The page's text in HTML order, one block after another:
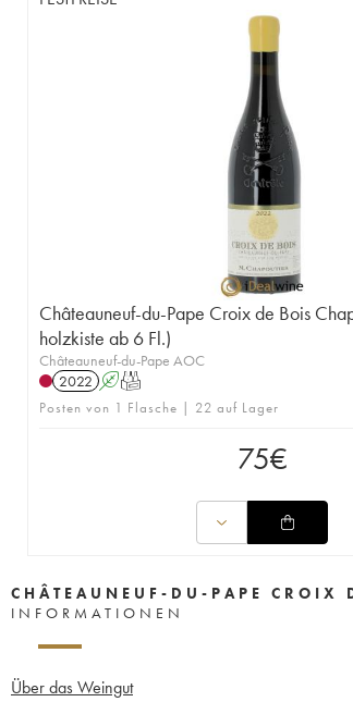
Châteauneuf-du-Pape Croix de Bois
holzkiste ab 6 Fl.)
Châteauneuf-du-Pape AOC
2022 AT
Posten von 1 Flasche | 22 auf Lager
75€
CHÂTEAUNEUF-DU-PAPE CROIX
INFORMATIONEN
Über das Weingut